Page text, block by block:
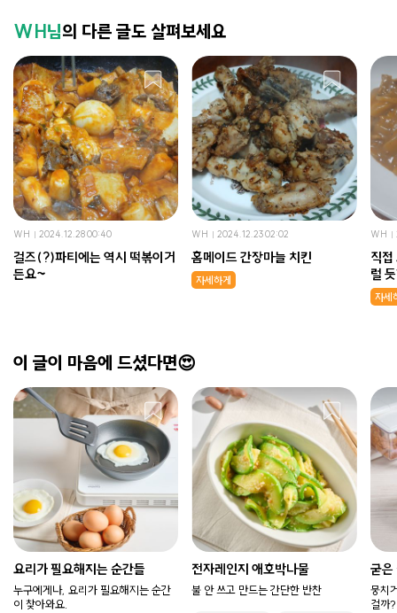
WH님의 다른 글도 살펴보세요
WH 2024.12.28 00:40
걸즈(?)파티에는 역시 떡볶이거
든요~
WH 2024.12.23 02:02
홈메이드 간장마늘 치킨
자세하게
WH
직접
럴
치킨
자세
이 글이 마음에 드셨다면😍
요리가 필요해지는 순간들
누구에게나, 요리가 필요해지는 순간
이 찾아와요.
전자레인지 애호박나물
불 안 쓰고 만드는 간단한 반찬
굳은
뭉치
걸까?